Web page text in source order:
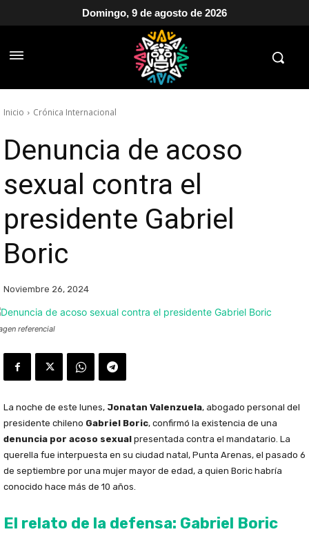
Domingo, 9 de agosto de 2026
Inicio Crónica Internacional
Denuncia de acoso
sexual contra el
presidente Gabriel
Boric
Noviembre 26, 2024
referencial
La noche de este lunes, Jonatan Valenzuela, abogado personal del
presidente chileno Gabriel Boric, confirmó la existencia de una
denuncia por acoso sexual presentada contra el mandatario. La
querella fue interpuesta en su ciudad natal, Punta Arenas, el pasado 6
de septiembre por una mujer mayor de edad, a quien Boric habría
conocido hace más de 10 años.
El relato de la defensa: Gabriel Boric